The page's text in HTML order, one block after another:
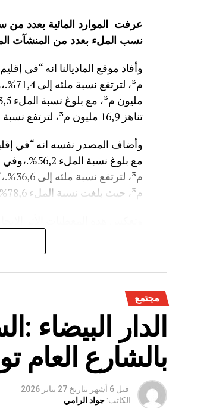
نسب الملء بعدد من المنشآت
تناهز 16,9 مليون م³، لترتفع نسبة ملئه إلى 37,5%.”
م³، حيث بلغت نسبة الملء 78,6%..”
مجتمع
الدار البيضاء
بالشارع
قبل 6 أشهر بتاريخ 27 يناير 2026
الكاتب: جواد الرامي